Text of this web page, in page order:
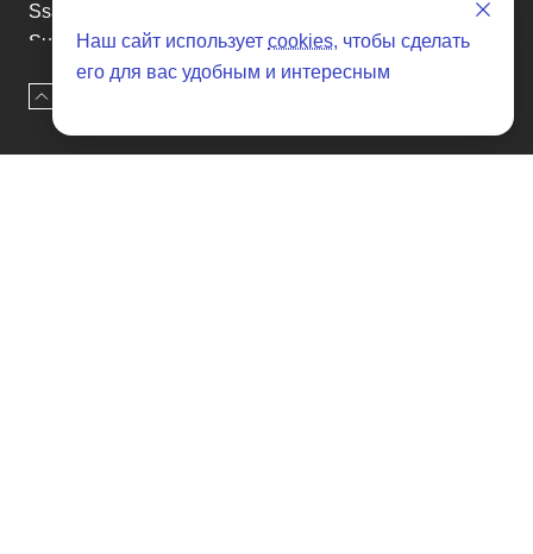
Ssangyong
Subaru
Suzuki
Tesla
Toyota
Наш сайт использует cookies, чтобы сделать
его для вас удобным и интересным